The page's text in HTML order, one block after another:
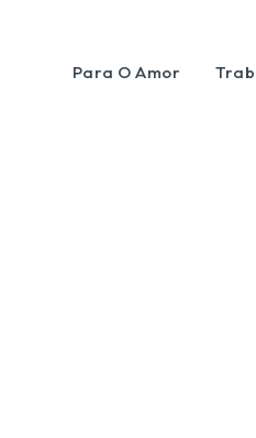
Para O Amor